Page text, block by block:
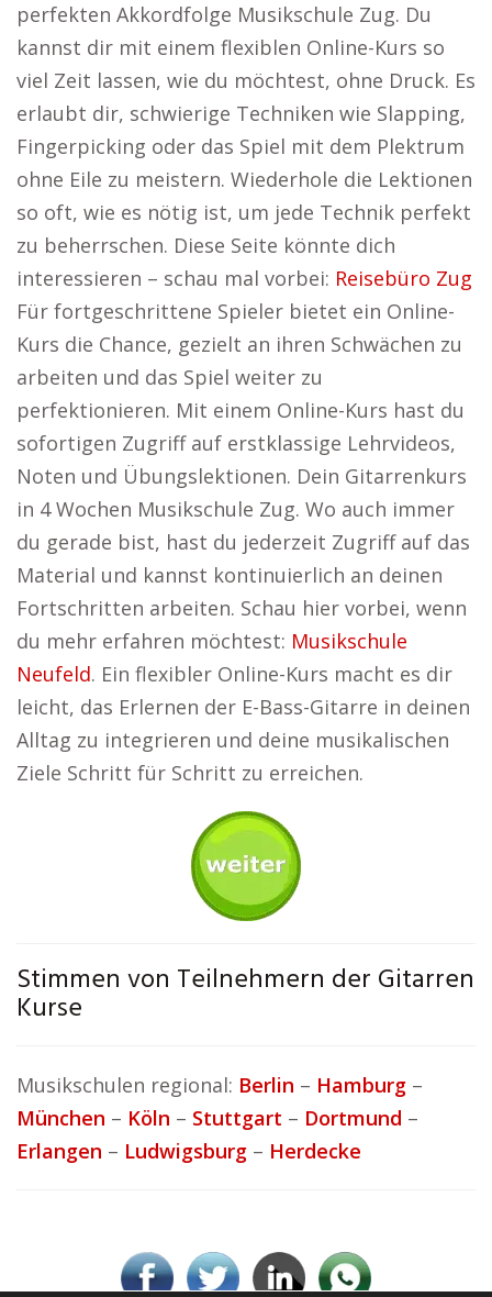
perfekten Akkordfolge Musikschule Zug. Du
kannst dir mit einem flexiblen Online-Kurs so
viel Zeit lassen, wie du möchtest, ohne Druck. Es
erlaubt dir, schwierige Techniken wie Slapping,
Fingerpicking oder das Spiel mit dem Plektrum
ohne Eile zu meistern. Wiederhole die Lektionen
so oft, wie es nötig ist, um jede Technik perfekt
zu beherrschen. Diese Seite könnte dich
interessieren – schau mal vorbei: Reisebüro Zug
Für fortgeschrittene Spieler bietet ein Online-
Kurs die Chance, gezielt an ihren Schwächen zu
arbeiten und das Spiel weiter zu
perfektionieren. Mit einem Online-Kurs hast du
sofortigen Zugriff auf erstklassige Lehrvideos,
Noten und Übungslektionen. Dein Gitarrenkurs
in 4 Wochen Musikschule Zug. Wo auch immer
du gerade bist, hast du jederzeit Zugriff auf das
Material und kannst kontinuierlich an deinen
Fortschritten arbeiten. Schau hier vorbei, wenn
du mehr erfahren möchtest: Musikschule
Neufeld. Ein flexibler Online-Kurs macht es dir
leicht, das Erlernen der E-Bass-Gitarre in deinen
Alltag zu integrieren und deine musikalischen
Ziele Schritt für Schritt zu erreichen.
Stimmen von Teilnehmern der Gitarren
Kurse
Musikschulen regional: Berlin – Hamburg –
München – Köln – Stuttgart – Dortmund –
Erlangen – Ludwigsburg – Herdecke